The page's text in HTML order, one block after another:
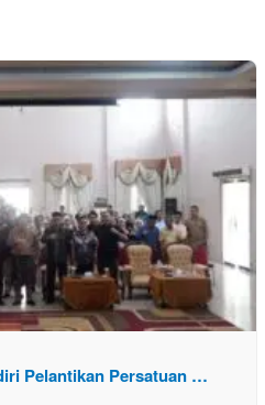
Pelantikan Persatuan …